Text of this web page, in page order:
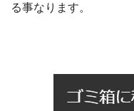
る事なります。